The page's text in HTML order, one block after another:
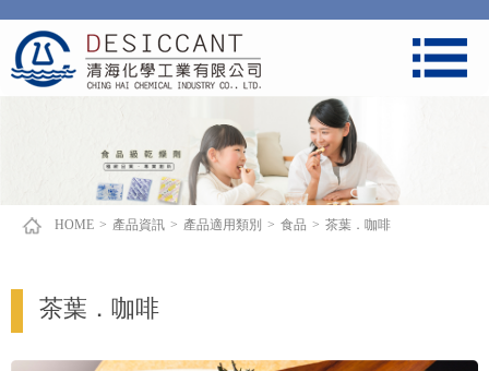
HOME > 產品資訊 > 產品適用類別 > 食品 > 茶葉．咖啡
茶葉．咖啡